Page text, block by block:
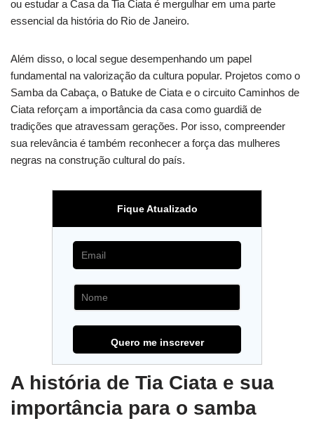
ou estudar a Casa da Tia Ciata é mergulhar em uma parte
essencial da história do Rio de Janeiro.
Além disso, o local segue desempenhando um papel
fundamental na valorização da cultura popular. Projetos como o
Samba da Cabaça, o Batuke de Ciata e o circuito Caminhos de
Ciata reforçam a importância da casa como guardiã de
tradições que atravessam gerações. Por isso, compreender
sua relevância é também reconhecer a força das mulheres
negras na construção cultural do país.
Fique Atualizado
A história de Tia Ciata e sua
importância para o samba